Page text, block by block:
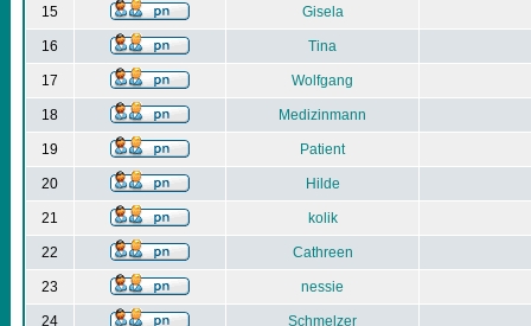
15 Gisela
16 Tina
17 Wolfgang
18 Medizinmann
19 Patient
20 Hilde
21 kolik
22 Cathreen
23 nessie
24 Schmelzer